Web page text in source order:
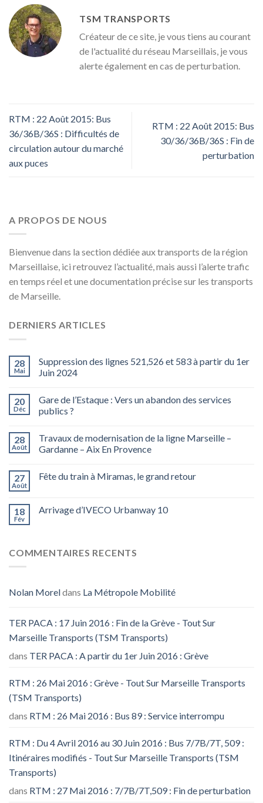
TSM TRANSPORTS
Créateur de ce site, je vous tiens au courant
de l'actualité du réseau Marseillais, je vous
alerte également en cas de perturbation.
RTM : 22 Août 2015: Bus
36/36B/36S : Difficultés de
circulation autour du marché
aux puces
RTM : 22 Août 2015: Bus
30/36/36B/36S : Fin de
perturbation
A PROPOS DE NOUS
Bienvenue dans la section dédiée aux transports de la région
Marseillaise, ici retrouvez l’actualité, mais aussi l’alerte trafic
en temps réel et une documentation précise sur les transports
de Marseille.
DERNIERS ARTICLES
28
Mai
Suppression des lignes 521,526 et 583 à partir du 1er
Juin 2024
20
Déc
Gare de l’Estaque : Vers un abandon des services
publics ?
28
Août
Travaux de modernisation de la ligne Marseille –
Gardanne – Aix En Provence
27
Août
Fête du train à Miramas, le grand retour
18
Fév
Arrivage d’IVECO Urbanway 10
COMMENTAIRES RECENTS
Nolan Moreldans La Métropole Mobilité
TER PACA : 17 Juin 2016 : Fin de la Grève - Tout Sur
Marseille Transports (TSM Transports)
dans TER PACA : A partir du 1er Juin 2016 : Grève
RTM : 26 Mai 2016 : Grève - Tout Sur Marseille Transports
(TSM Transports)
dans RTM : 26 Mai 2016 : Bus 89 : Service interrompu
RTM : Du 4 Avril 2016 au 30 Juin 2016 : Bus 7/7B/7T, 509 :
Itinéraires modifiés - Tout Sur Marseille Transports (TSM
Transports)
dans RTM : 27 Mai 2016 : 7/7B/7T,509 : Fin de perturbation